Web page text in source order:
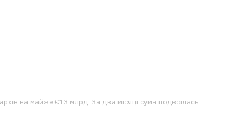
на майже €13 млрд. За два місяці сума подвоїлась